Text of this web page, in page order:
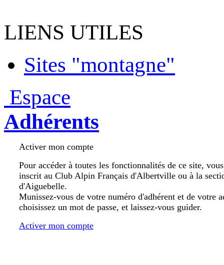
LIENS UTILES
Sites "montagne"
Espace
Adhérents
Activer mon compte
Pour accéder à toutes les fonctionnalités de ce site,
inscrit au Club Alpin Français d'Albertville ou à la
d'Aiguebelle.
Munissez-vous de votre numéro d'adhérent et de votre
choisissez un mot de passe, et laissez-vous guider.
Activer mon compte